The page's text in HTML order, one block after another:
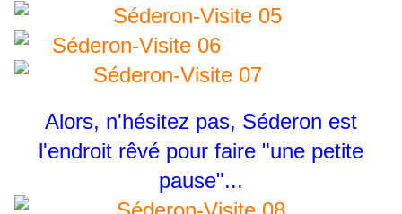
Alors, n'hésitez pas, Séderon est
l'endroit rêvé pour faire "une petite
pause"...